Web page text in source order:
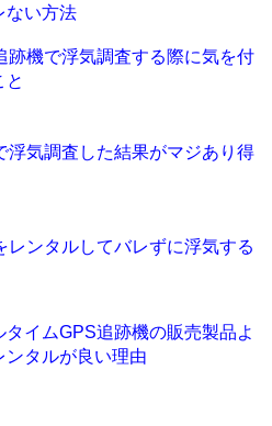
ない方法
跡機で浮気調査する際に気を付
と
浮気調査した結果がマジあり得
レンタルしてバレずに浮気する
タイムGPS追跡機の販売製品よ
ンタルが良い理由